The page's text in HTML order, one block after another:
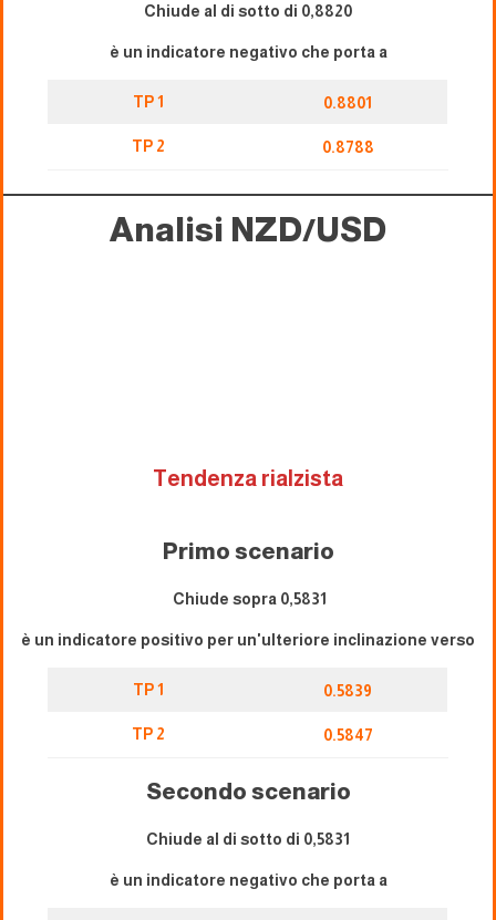
Chiude al di sotto di 0,8820
è un indicatore negativo che porta a
TP 1 0.8801
TP 2 0.8788
Analisi NZD/USD
Tendenza rialzista
Primo scenario
Chiude sopra 0,5831
è un indicatore positivo per un'ulteriore inclinazione verso
TP 1 0.5839
TP 2 0.5847
Secondo scenario
Chiude al di sotto di 0,5831
è un indicatore negativo che porta a